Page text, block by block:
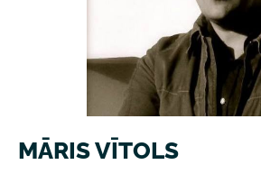
MĀRIS VĪTOLS